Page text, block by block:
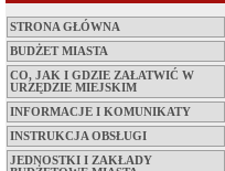
STRONA GŁÓWNA
BUDŻET MIASTA
CO, JAK I GDZIE ZAŁATWIĆ W
URZĘDZIE MIEJSKIM
INFORMACJE I KOMUNIKATY
INSTRUKCJA OBSŁUGI
JEDNOSTKI I ZAKŁADY